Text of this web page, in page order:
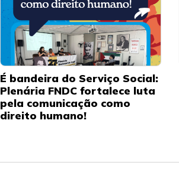
É bandeira do Serviço Social:
Plenária FNDC fortalece luta
pela comunicação como
direito humano!